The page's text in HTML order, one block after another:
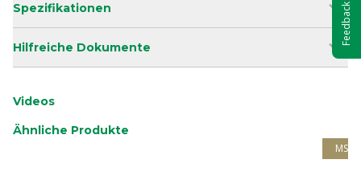
Spezifikationen
Hilfreiche Dokumente
Videos
Ähnliche Produkte
MS
Feedback